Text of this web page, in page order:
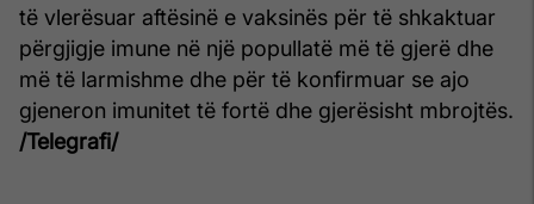
të vlerësuar aftësinë e vaksinës për të shkaktuar
përgjigje imune në një popullatë më të gjerë dhe
më të larmishme dhe për të konfirmuar se ajo
gjeneron imunitet të fortë dhe gjerësisht mbrojtës.
/Telegrafi/